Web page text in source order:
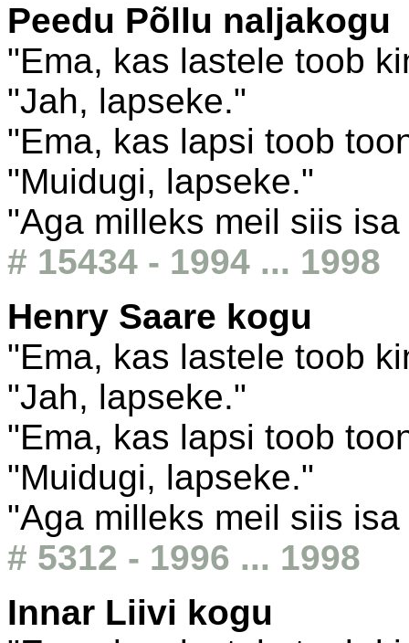
Peedu Põllu naljakogu
"Ema, kas lastele toob
"Jah, lapseke."
"Ema, kas lapsi toob
"Muidugi, lapseke."
"Aga milleks meil siis
# 15434 - 1994 ... 1998
Henry Saare kogu
"Ema, kas lastele toob
"Jah, lapseke."
"Ema, kas lapsi toob
"Muidugi, lapseke."
"Aga milleks meil siis
# 5312 - 1996 ... 1998
Innar Liivi kogu